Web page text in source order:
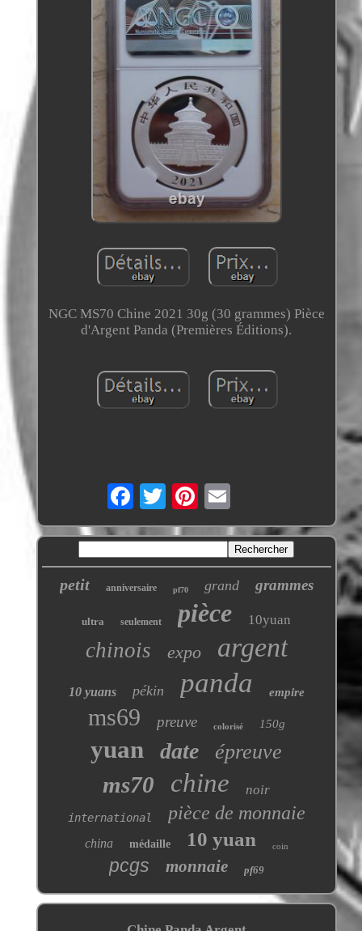
NGC MS70 Chine 2021 30g (30 grammes) Pièce
d'Argent Panda (Premières Éditions).
petit anniversaire pf70 grand grammes
ultra seulement pièce 10yuan
chinois expo argent
10 yuans pékin panda empire
ms69 preuve colorisé 150g
yuan date épreuve
ms70 chine noir
international pièce de monnaie
china médaille 10 yuan coin
pcgs monnaie pf69